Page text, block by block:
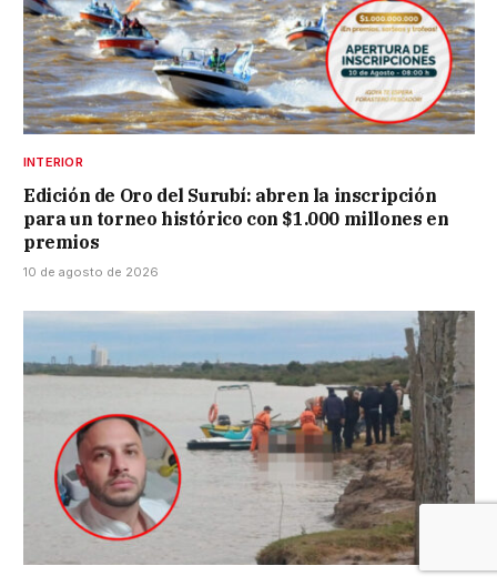
INTERIOR
Edición de Oro del Surubí: abren la inscripción
para un torneo histórico con $1.000 millones en
premios
10 de agosto de 2026